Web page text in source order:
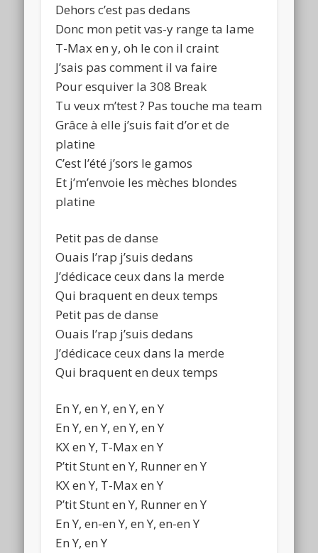
Dehors c’est pas dedans
Donc mon petit vas-y range ta lame
T-Max en y, oh le con il craint
J’sais pas comment il va faire
Pour esquiver la 308 Break
Tu veux m’test ? Pas touche ma team
Grâce à elle j’suis fait d’or et de
platine
C’est l’été j’sors le gamos
Et j’m’envoie les mèches blondes
platine
Petit pas de danse
Ouais l’rap j’suis dedans
J’dédicace ceux dans la merde
Qui braquent en deux temps
Petit pas de danse
Ouais l’rap j’suis dedans
J’dédicace ceux dans la merde
Qui braquent en deux temps
En Y, en Y, en Y, en Y
En Y, en Y, en Y, en Y
KX en Y, T-Max en Y
P’tit Stunt en Y, Runner en Y
KX en Y, T-Max en Y
P’tit Stunt en Y, Runner en Y
En Y, en-en Y, en Y, en-en Y
En Y, en Y